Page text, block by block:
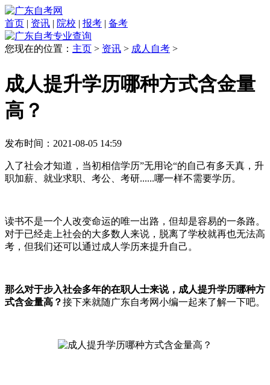
首页 | 资讯 | 院校 | 报考 | 备考
您现在的位置： 主页 > 资讯 > 成人自考 >
成人提升学历哪种方式含金量
高？
发布时间：2021-08-05 14:59
入了社会才知道，当初相信学历”无用论“的自己有多天真，升
职加薪、就业求职、考公、考研......哪一样不需要学历。
读书不是一个人改变命运的唯一出路，但却是容易的一条路。
对于已经走上社会的大多数人来说，脱离了学校就再也无法高
考，但我们还可以通过成人学历来提升自己。
那么对于步入社会多年的在职人士来说，成人提升学历哪种方
式含金量高？接下来就随广东自考网小编一起来了解一下吧。